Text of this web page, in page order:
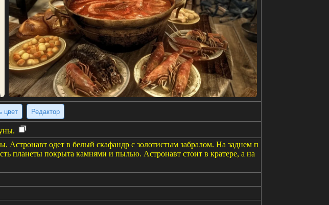
цвет Редактор
Астронавт одет в белый скафандр с золотистым забралом. На заднем п
планеты покрыта камнями и пылью. Астронавт стоит в кратере, а на